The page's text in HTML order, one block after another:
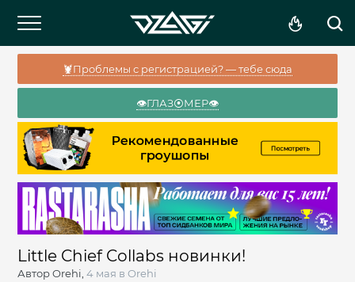
🦞Проблемы с регистрацией? — тебе сюда
👁️ГЛАЗ⦿МЕР👁️
Little Chief Collabs новинки!
АвторOrehi, 4 мая в Orehi